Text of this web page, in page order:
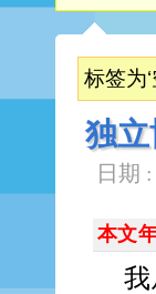
标签为
独
日期
本文
我